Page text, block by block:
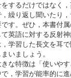
するだけではなく
繰り返し聞いたり
す。ぜひ，本書付
英語に対する反射
学習した長文を耳
いましょう。
な特徴は「使いやす
，学習が能率的に進